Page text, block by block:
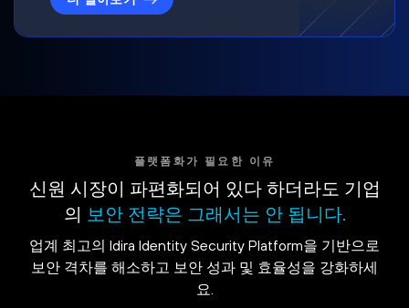
플랫폼화가 필요한 이유
신원 시장이 파편화되어 있다 하더라도 기업
의 보안 전략은 그래서는 안 됩니다.
업계 최고의 Idira Identity Security Platform을 기반으로
보안 격차를 해소하고 보안 성과 및 효율성을 강화하세
요.